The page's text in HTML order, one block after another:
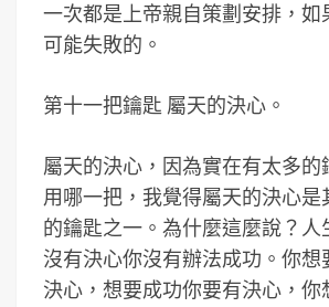
一次都是上帝親自策劃安排，如
可能失敗的。
第十一把鑰匙 屬天的決心。
屬天的決心，因為實在有太多的
用哪一把，我覺得屬天的決心是
的鑰匙之一。為什麼這麼說？人
沒有決心你沒有辦法成功。你想
決心，想要成功你要有決心，你